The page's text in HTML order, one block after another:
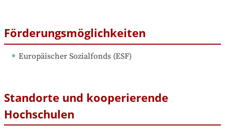
Förderungsmöglichkeiten
Europäischer Sozialfonds (ESF)
Standorte und kooperierende
Hochschulen